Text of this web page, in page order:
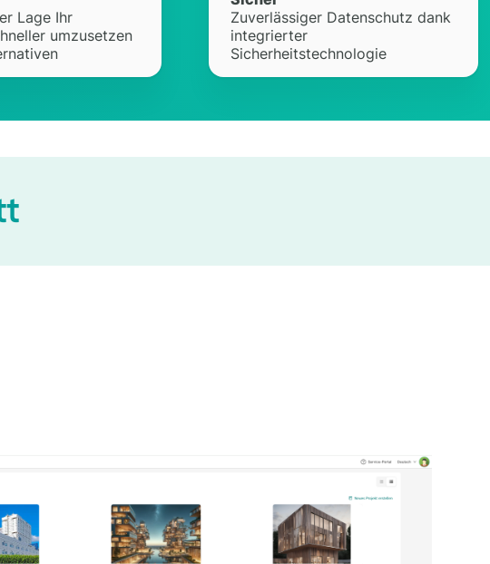
Lage Ihr
umzusetzen
Zuverlässiger Datenschutz dank
integrierter
Sicherheitstechnologie